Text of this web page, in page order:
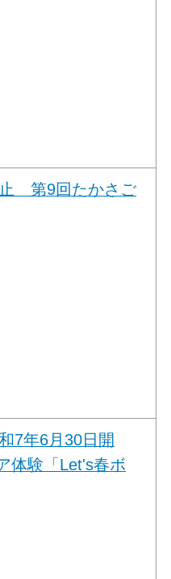
第9回たかさご
7年6月30日開
体験「Let's春ボ